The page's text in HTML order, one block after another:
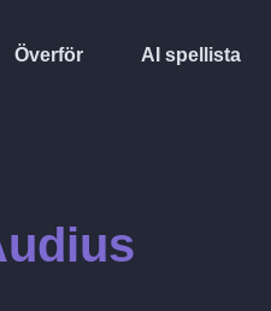
Överför AI spellista